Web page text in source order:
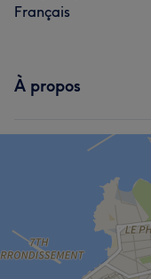
Français
À propos